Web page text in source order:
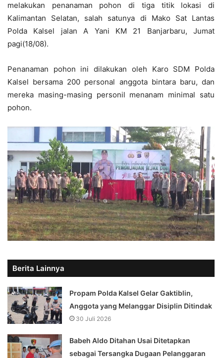
melakukan penanaman pohon di tiga titik lokasi di
Kalimantan Selatan, salah satunya di Mako Sat Lantas
Polda Kalsel jalan A Yani KM 21 Banjarbaru, Jumat
pagi(18/08).
Penanaman pohon ini dilakukan oleh Karo SDM Polda
Kalsel bersama 200 personal anggota bintara baru, dan
mereka masing-masing personil menanam minimal satu
pohon.
Berita Lainnya
Propam Polda Kalsel Gelar Gaktiblin,
Anggota yang Melanggar Disiplin Ditindak
30 Juli 2026
Babeh Aldo Ditahan Usai Ditetapkan
sebagai Tersangka Dugaan Pelanggaran